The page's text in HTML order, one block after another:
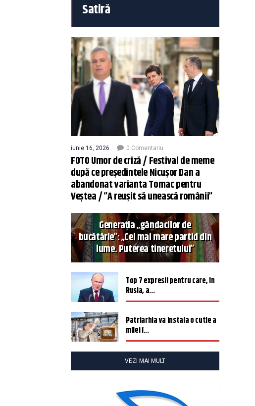
Satiră
iunie 16, 2026 0 Comentariu
FOTO Umor de criză / Festival de meme
după ce președintele Nicușor Dan a
abandonat varianta Tomac pentru
Veștea / ”A reușit să unească românii”
Generația „gândacilor de
bucătărie”: „Cel mai mare partid din
lume. Puterea tineretului”
Top 7 expresii pentru care, în
Rusia, a...
Patriarhia va instala o cutie a
milei î...
VEZI MAI MULT